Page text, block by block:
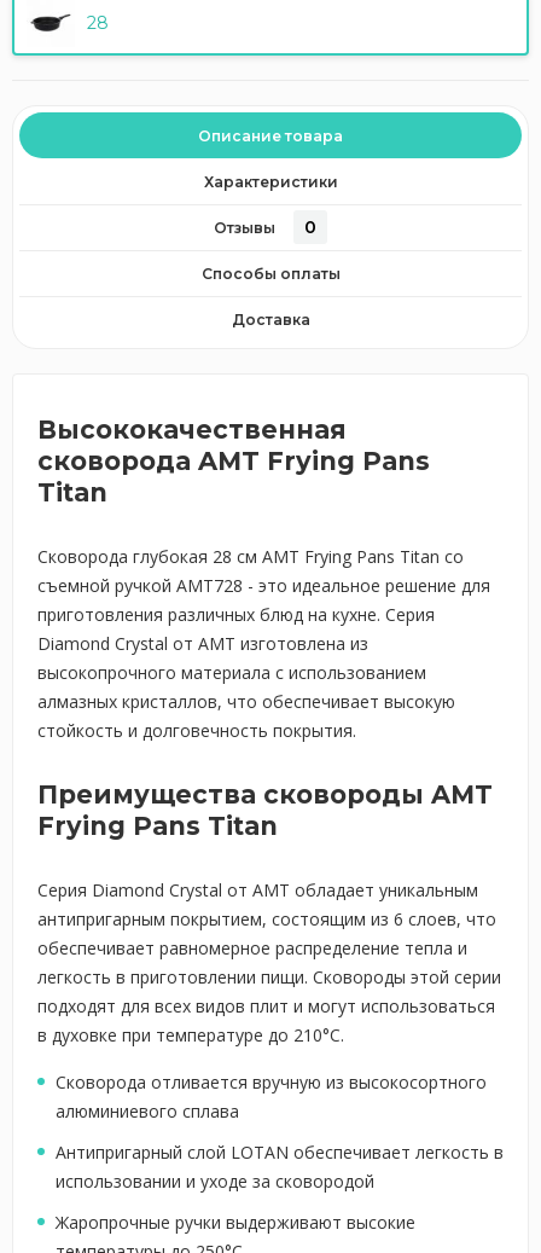
28
Описание товара
Характеристики
Отзывы 0
Способы оплаты
Доставка
Высококачественная
сковорода AMT Frying Pans
Titan
Сковорода глубокая 28 см AMT Frying Pans Titan со
съемной ручкой AMT728 - это идеальное решение для
приготовления различных блюд на кухне. Серия
Diamond Crystal от AMT изготовлена из
высокопрочного материала с использованием
алмазных кристаллов, что обеспечивает высокую
стойкость и долговечность покрытия.
Преимущества сковороды AMT
Frying Pans Titan
Серия Diamond Crystal от AMT обладает уникальным
антипригарным покрытием, состоящим из 6 слоев, что
обеспечивает равномерное распределение тепла и
легкость в приготовлении пищи. Сковороды этой серии
подходят для всех видов плит и могут использоваться
в духовке при температуре до 210°C.
Сковорода отливается вручную из высокосортного
алюминиевого сплава
Антипригарный слой LOTAN обеспечивает легкость в
использовании и уходе за сковородой
Жаропрочные ручки выдерживают высокие